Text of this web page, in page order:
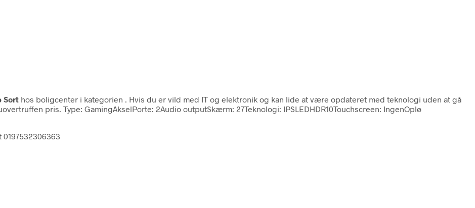
Sort hos boligcenter i kategorien
. Hvis du er vild med IT og elektronik og kan lide at være opdateret med teknologi uden at gå
pris. Type: GamingAkselPorte: 2Audio outputSkærm: 27Teknologi: IPSLEDHDR10Touchscreen: IngenOplø